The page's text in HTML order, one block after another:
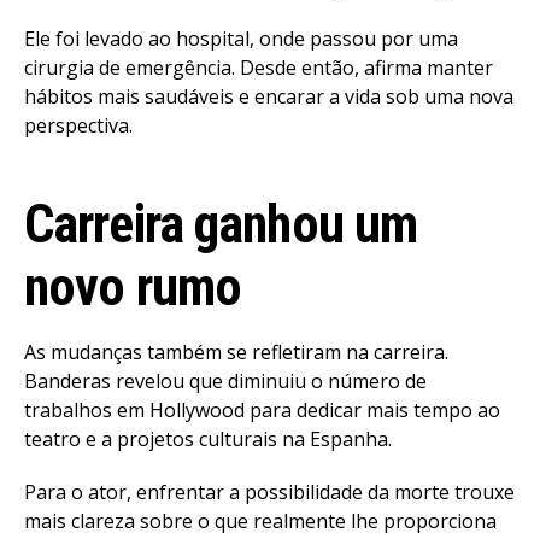
Ele foi levado ao hospital, onde passou por uma
cirurgia de emergência. Desde então, afirma manter
hábitos mais saudáveis e encarar a vida sob uma nova
perspectiva.
Carreira ganhou um
novo rumo
As mudanças também se refletiram na carreira.
Banderas revelou que diminuiu o número de
trabalhos em Hollywood para dedicar mais tempo ao
teatro e a projetos culturais na Espanha.
Para o ator, enfrentar a possibilidade da morte trouxe
mais clareza sobre o que realmente lhe proporciona